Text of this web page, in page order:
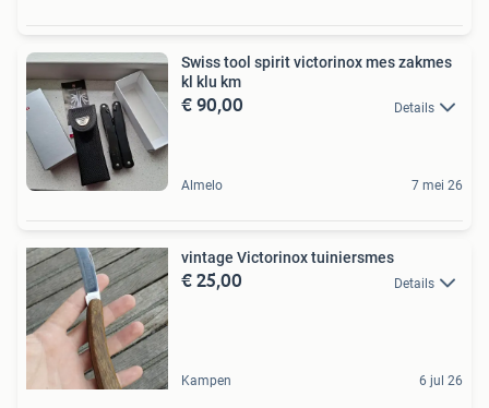
Swiss tool spirit victorinox mes zakmes
kl klu km
€ 90,00 Details
Almelo 7 mei 26
vintage Victorinox tuiniersmes
€ 25,00 Details
Kampen 6 jul 26